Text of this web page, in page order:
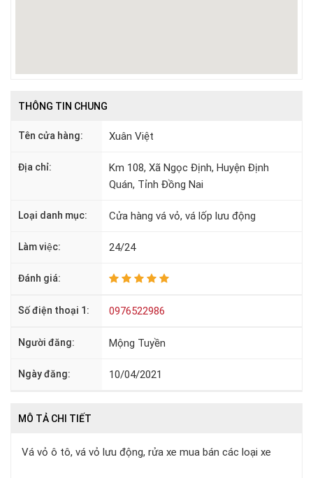
THÔNG TIN CHUNG
Tên cửa hàng: Xuân Việt
Địa chỉ:
Km 108, Xã Ngọc Định, Huyện Định
Quán, Tỉnh Đồng Nai
Loại danh mục: Cửa hàng vá vỏ, vá lốp lưu động
Làm việc: 24/24
Đánh giá:
Số điện thoại 1: 0976522986
Người đăng: Mộng Tuyền
Ngày đăng: 10/04/2021
MÔ TẢ CHI TIẾT
Vá vỏ ô tô, vá vỏ lưu động, rửa xe mua bán các loại xe